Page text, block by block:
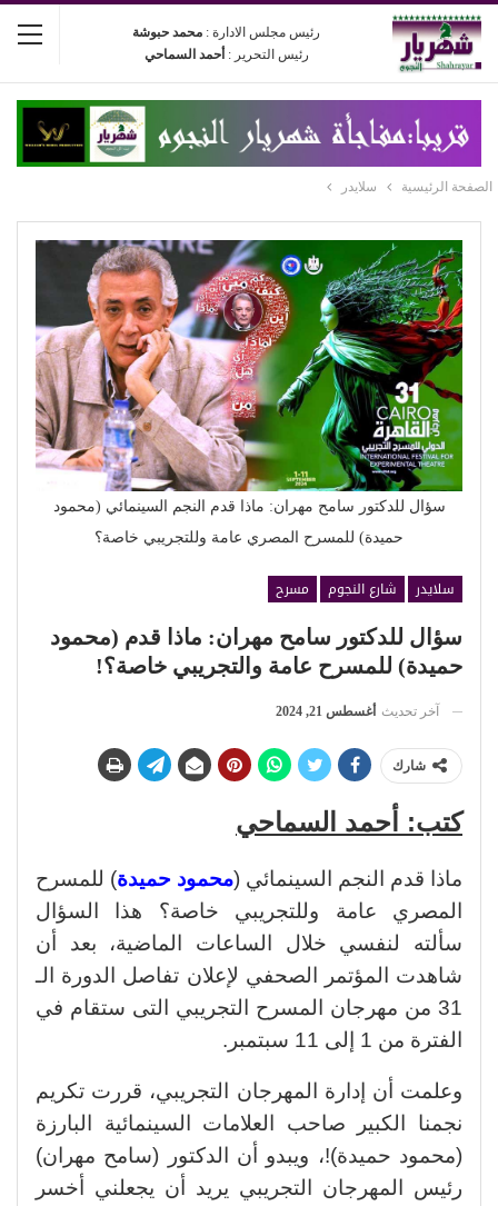
رئيس مجلس الادارة : محمد حبوشة
رئيس التحرير : أحمد السماحي
الصفحة الرئيسية سلايدر
سؤال للدكتور سامح مهران: ماذا قدم النجم السينمائي (محمود
حميدة) للمسرح المصري عامة وللتجريبي خاصة؟
سلايدر شارع النجوم
مسرح
سؤال للدكتور سامح مهران: ماذا قدم (محمود
حميدة) للمسرح عامة والتجريبي خاصة؟!
آخر تحديث أغسطس 21, 2024
شارك
كتب: أحمد السماحي
ماذا قدم النجم السينمائي (محمود حميدة) للمسرح
المصري عامة وللتجريبي خاصة؟ هذا السؤال
سألته لنفسي خلال الساعات الماضية، بعد أن
شاهدت المؤتمر الصحفي لإعلان تفاصل الدورة الـ
31 من مهرجان المسرح التجريبي التى ستقام في
الفترة من 1 إلى 11 سبتمبر.
وعلمت أن إدارة المهرجان التجريبي، قررت تكريم
نجمنا الكبير صاحب العلامات السينمائية البارزة
(محمود حميدة)!، ويبدو أن الدكتور (سامح مهران)
رئيس المهرجان التجريبي يريد أن يجعلني أخسر